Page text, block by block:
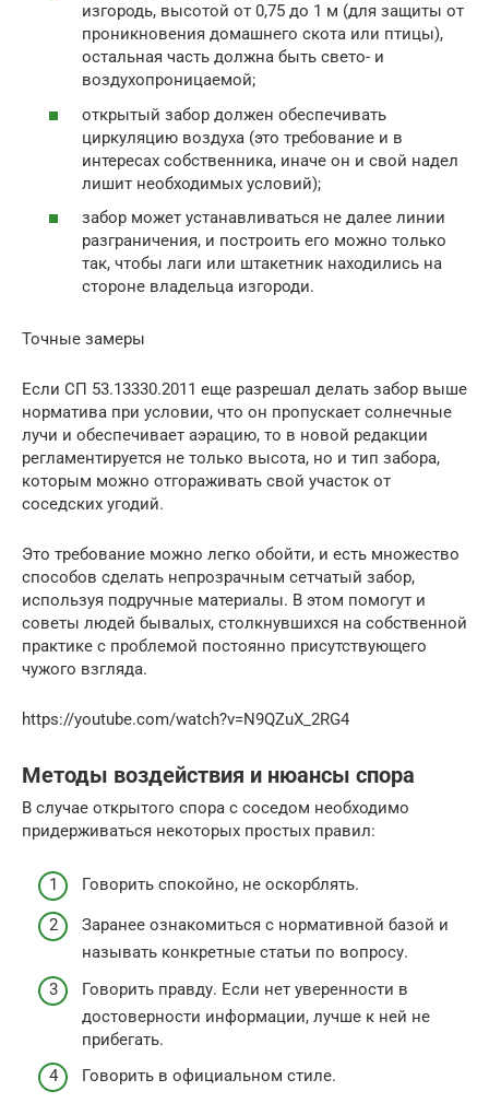
изгородь, высотой от 0,75 до 1 м (для защиты от
проникновения домашнего скота или птицы),
остальная часть должна быть свето- и
воздухопроницаемой;
открытый забор должен обеспечивать
циркуляцию воздуха (это требование и в
интересах собственника, иначе он и свой надел
лишит необходимых условий);
забор может устанавливаться не далее линии
разграничения, и построить его можно только
так, чтобы лаги или штакетник находились на
стороне владельца изгороди.
Точные замеры
Если СП 53.13330.2011 еще разрешал делать забор выше
норматива при условии, что он пропускает солнечные
лучи и обеспечивает аэрацию, то в новой редакции
регламентируется не только высота, но и тип забора,
которым можно отгораживать свой участок от
соседских угодий.
Это требование можно легко обойти, и есть множество
способов сделать непрозрачным сетчатый забор,
используя подручные материалы. В этом помогут и
советы людей бывалых, столкнувшихся на собственной
практике с проблемой постоянно присутствующего
чужого взгляда.
https://youtube.com/watch?v=N9QZuX_2RG4
Методы воздействия и нюансы спора
В случае открытого спора с соседом необходимо
придерживаться некоторых простых правил:
Говорить спокойно, не оскорблять.
Заранее ознакомиться с нормативной базой и
называть конкретные статьи по вопросу.
Говорить правду. Если нет уверенности в
достоверности информации, лучше к ней не
прибегать.
Говорить в официальном стиле.